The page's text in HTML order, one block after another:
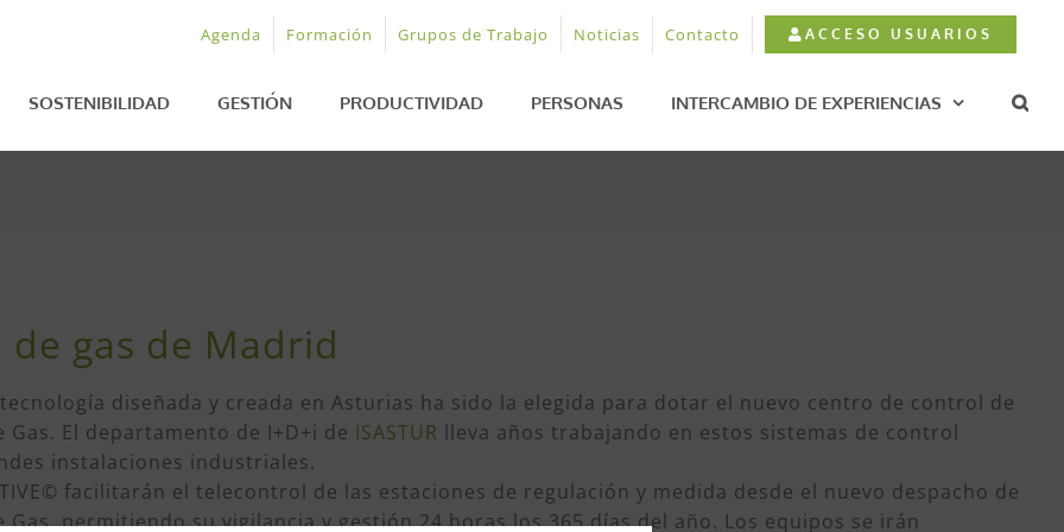
Agenda Formación Grupos de Trabajo Noticias Contacto ACCESO USUARIOS
SOSTENIBILIDAD GESTIÓN PRODUCTIVIDAD PERSONAS INTERCAMBIO DE EXPERIENCIAS
de gas de Madrid
diseñada y creada en Asturias ha sido la elegida para dotar el nuevo centro de control de
Gas. El departamento de I+D+i de ISASTUR lleva años trabajando en estos sistemas de control
instalaciones industriales.
facilitarán el telecontrol de las estaciones de regulación y medida desde el nuevo despacho de
Gas, permitiendo su vigilancia y gestión 24 horas los 365 días del año. Los equipos se irán